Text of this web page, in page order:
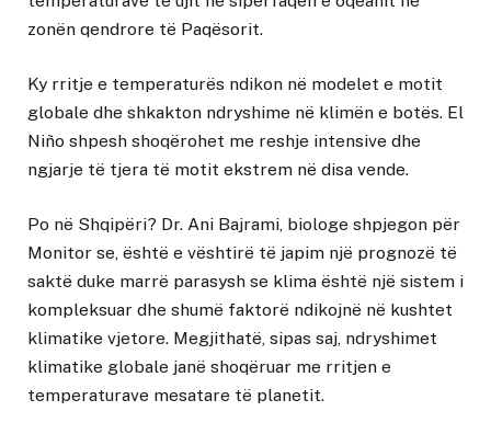
zonën qendrore të Paqësorit.
Ky rritje e temperaturës ndikon në modelet e motit
globale dhe shkakton ndryshime në klimën e botës. El
Niño shpesh shoqërohet me reshje intensive dhe
ngjarje të tjera të motit ekstrem në disa vende.
Po në Shqipëri? Dr. Ani Bajrami, biologe shpjegon për
Monitor se, është e vështirë të japim një prognozë të
saktë duke marrë parasysh se klima është një sistem i
kompleksuar dhe shumë faktorë ndikojnë në kushtet
klimatike vjetore. Megjithatë, sipas saj, ndryshimet
klimatike globale janë shoqëruar me rritjen e
temperaturave mesatare të planetit.